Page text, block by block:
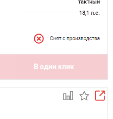
тактный
18,1 л.с.
В один клик